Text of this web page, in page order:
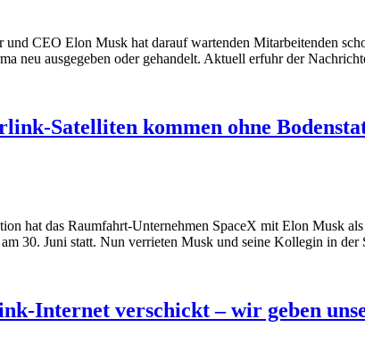
CEO Elon Musk hat darauf wartenden Mitarbeitenden
neu ausgegeben oder gehandelt. Aktuell erfuhr der
Satelliten kommen ohne
hat das Raumfahrt-Unternehmen SpaceX mit Elon Musk
30. Juni statt. Nun verrieten Musk und seine Kollegin in
Internet verschickt – wir geben